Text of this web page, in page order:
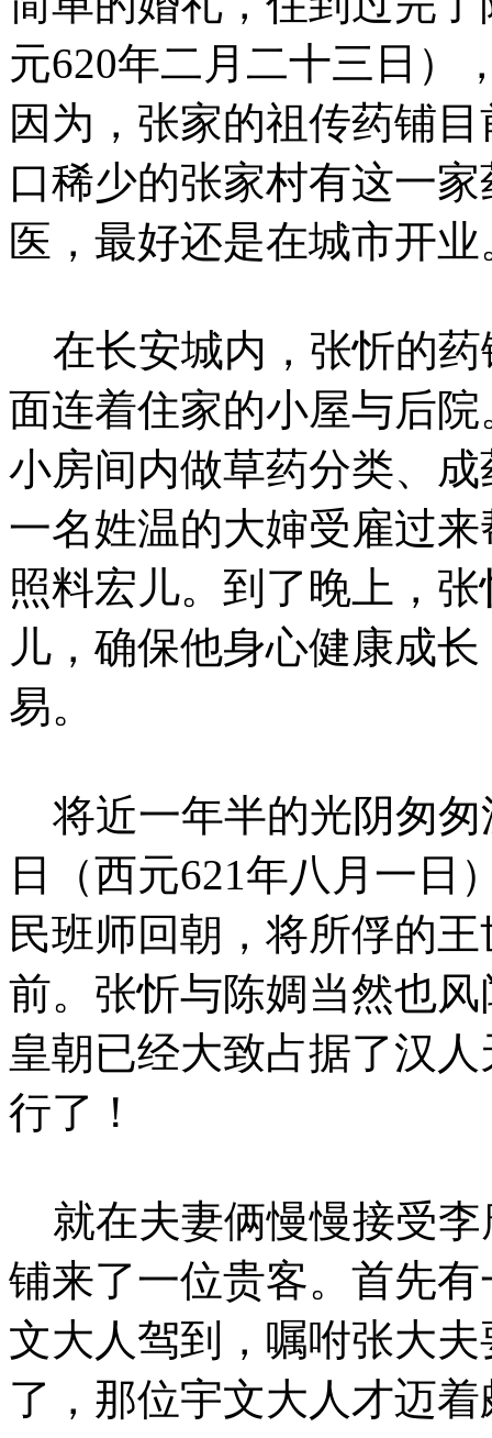
元620年二月二十三日）
因为，张家的祖传药铺
口稀少的张家村有这一
医，最好还是在城市开业
在长安城内，张忻的药
面连着住家的小屋与后
小房间内做草药分类、
一名姓温的大婶受雇过
照料宏儿。到了晚上，
儿，确保他身心健康成
易。
将近一年半的光阴匆匆
日（西元621年八月一日
民班师回朝，将所俘的
前。张忻与陈婤当然也
皇朝已经大致占据了汉
行了！
就在夫妻俩慢慢接受李
铺来了一位贵客。首先
文大人驾到，嘱咐张大
了，那位宇文大人才迈